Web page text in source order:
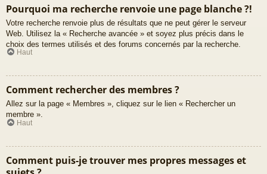
Pourquoi ma recherche renvoie une page blanche ?!
Votre recherche renvoie plus de résultats que ne peut gérer le serveur
Web. Utilisez la « Recherche avancée » et soyez plus précis dans le
choix des termes utilisés et des forums concernés par la recherche.
Haut
Comment rechercher des membres ?
Allez sur la page « Membres », cliquez sur le lien « Rechercher un
membre ».
Haut
Comment puis-je trouver mes propres messages et